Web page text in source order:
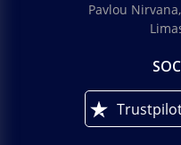
Pavlou